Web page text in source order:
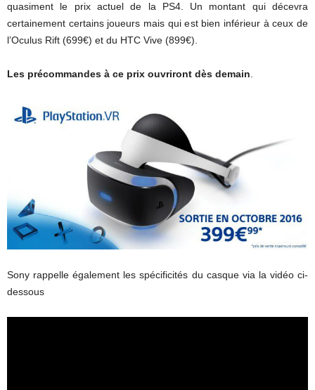
quasiment le prix actuel de la PS4. Un montant qui décevra
certainement certains joueurs mais qui est bien inférieur à ceux de
l’Oculus Rift (699€) et du HTC Vive (899€).
Les précommandes à ce prix ouvriront dès demain.
Sony rappelle également les spécificités du casque via la vidéo ci-
dessous